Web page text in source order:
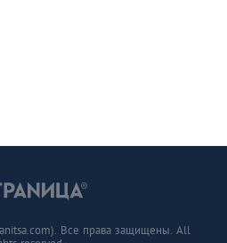
Все права защищены. All